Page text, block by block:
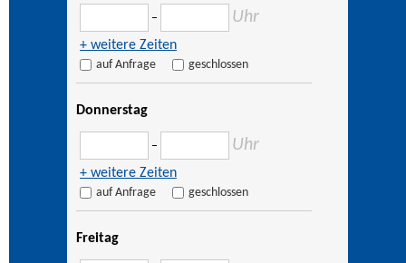
– Uhr
+ weitere Zeiten
auf Anfrage geschlossen
Donnerstag
– Uhr
+ weitere Zeiten
auf Anfrage geschlossen
Freitag